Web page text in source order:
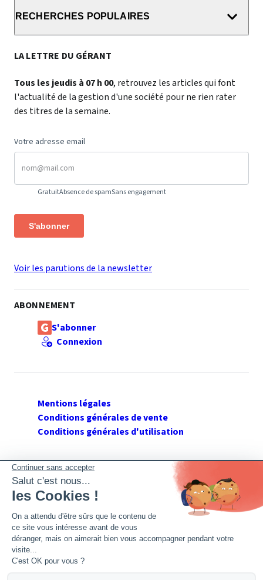
RECHERCHES POPULAIRES
LA LETTRE DU GÉRANT
Tous les jeudis à 07 h 00, retrouvez les articles qui font
l'actualité de la gestion d'une société pour ne rien rater
des titres de la semaine.
Votre adresse email
GratuitAbsence de spamSans engagement
S'abonner
Voir les parutions de la newsletter
ABONNEMENT
S'abonner
Connexion
Mentions légales
Conditions générales de vente
Conditions générales d'utilisation
SUIVEZ GERANT DE SARL
Twitter
Facebook